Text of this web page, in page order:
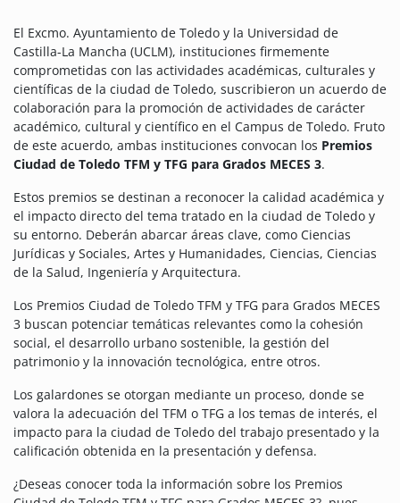
El Excmo. Ayuntamiento de Toledo y la Universidad de
Castilla-La Mancha (UCLM), instituciones firmemente
comprometidas con las actividades académicas, culturales y
científicas de la ciudad de Toledo, suscribieron un acuerdo de
colaboración para la promoción de actividades de carácter
académico, cultural y científico en el Campus de Toledo. Fruto
de este acuerdo, ambas instituciones convocan los Premios
Ciudad de Toledo TFM y TFG para Grados MECES 3.
Estos premios se destinan a reconocer la calidad académica y
el impacto directo del tema tratado en la ciudad de Toledo y
su entorno. Deberán abarcar áreas clave, como Ciencias
Jurídicas y Sociales, Artes y Humanidades, Ciencias, Ciencias
de la Salud, Ingeniería y Arquitectura.
Los Premios Ciudad de Toledo TFM y TFG para Grados MECES
3 buscan potenciar temáticas relevantes como la cohesión
social, el desarrollo urbano sostenible, la gestión del
patrimonio y la innovación tecnológica, entre otros.
Los galardones se otorgan mediante un proceso, donde se
valora la adecuación del TFM o TFG a los temas de interés, el
impacto para la ciudad de Toledo del trabajo presentado y la
calificación obtenida en la presentación y defensa.
¿Deseas conocer toda la información sobre los Premios